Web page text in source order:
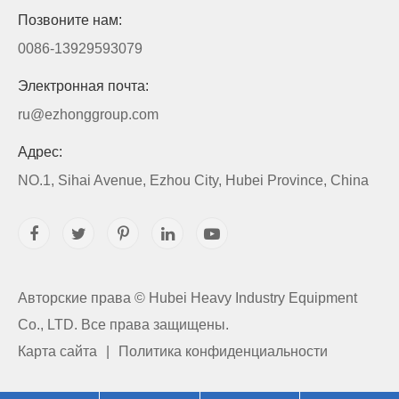
Позвоните нам:
0086-13929593079
Электронная почта:
ru@ezhonggroup.com
Адрес:
NO.1, Sihai Avenue, Ezhou City, Hubei Province, China
Авторские права © Hubei Heavy Industry Equipment
Co., LTD. Все права защищены.
Карта сайта
Политика конфиденциальности